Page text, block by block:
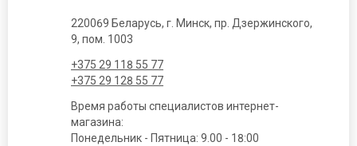
220069 Беларусь, г. Минск, пр. Дзержинского,
9, пом. 1003
+375 29 118 55 77
+375 29 128 55 77
Время работы специалистов интернет-
магазина:
Понедельник - Пятница: 9.00 - 18:00